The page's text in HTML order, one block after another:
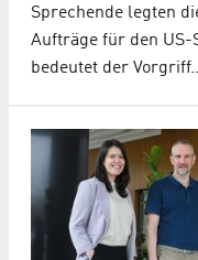
Sprechende legten
Aufträge für den US-
bedeutet der